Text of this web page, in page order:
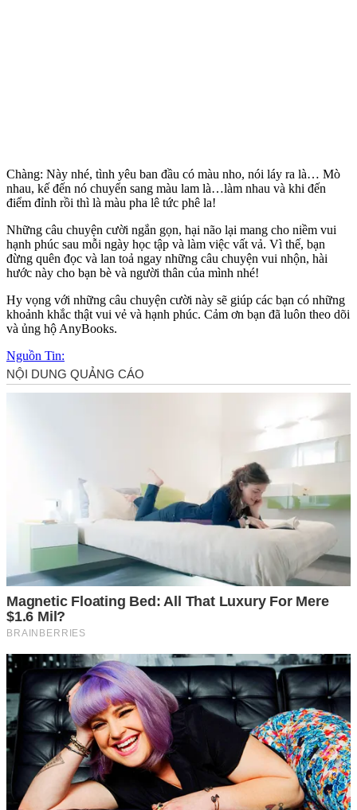
Chàng: Này nhé, tình yêu ban đầu có màu nho, nói láy ra là… Mò
nhau, kế đến nó chuyển sang màu lam là…làm nhau và khi đến
điểm đỉnh rồi thì là màu pha lê tức phê la!
Những câu chuyện cười ngắn gọn, hại não lại mang cho niềm vui
hạnh phúc sau mỗi ngày học tập và làm việc vất vả. Vì thế, bạn
đừng quên đọc và lan toả ngay những câu chuyện vui nhộn, hài
hước này cho bạn bè và người thân của mình nhé!
Hy vọng với những câu chuyện cười này sẽ giúp các bạn có những
khoảnh khắc thật vui vẻ và hạnh phúc. Cảm ơn bạn đã luôn theo dõi
và ủng hộ AnyBooks.
Nguồn Tin: